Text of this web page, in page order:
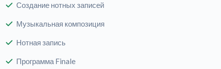
Создание нотных записей
Музыкальная композиция
Нотная запись
Программа Finale